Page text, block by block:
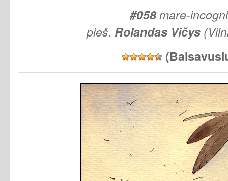
#058mare-
pieš. Rolandas Vičys